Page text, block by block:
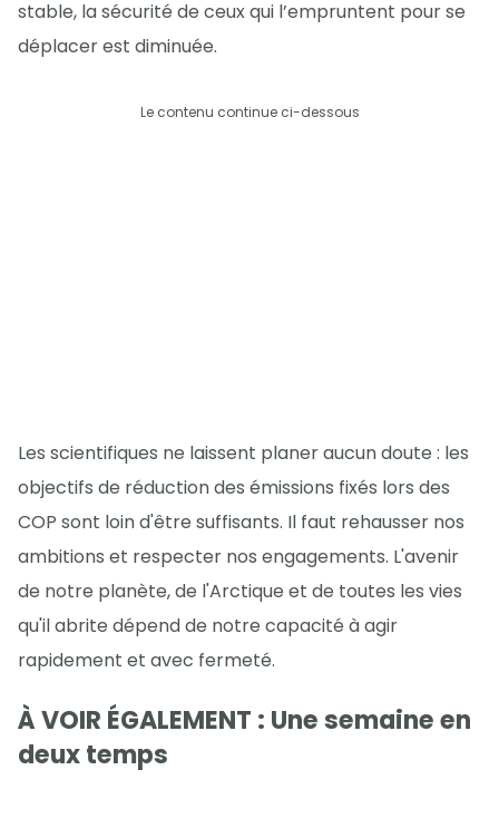
stable, la sécurité de ceux qui l’empruntent pour se
déplacer est diminuée.
Le contenu continue ci-dessous
Les scientifiques ne laissent planer aucun doute : les
objectifs de réduction des émissions fixés lors des
COP sont loin d'être suffisants. Il faut rehausser nos
ambitions et respecter nos engagements. L'avenir
de notre planète, de l'Arctique et de toutes les vies
qu'il abrite dépend de notre capacité à agir
rapidement et avec fermeté.
À VOIR ÉGALEMENT : Une semaine en
deux temps